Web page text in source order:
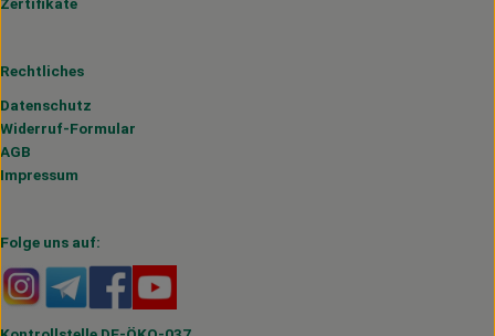
Zertifikate
Rechtliches
Datenschutz
Widerruf-Formular
AGB
Impressum
Folge uns auf:
Externer Link zu https://www.instagram.com/
Externer Link zu https://t.me/s/hofmahlitzsch
Externer Link zu https://www.facebook.com/